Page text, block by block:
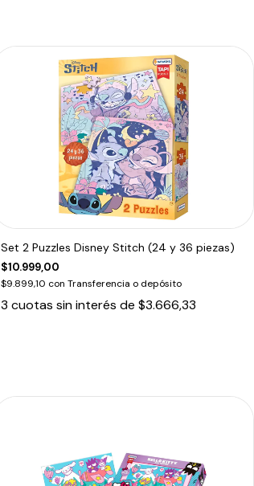
Set 2 Puzzles Disney Stitch (24 y 36 piezas)
$10.999,00
$9.899,10 con Transferencia o depósito
3 cuotas sin interés de$3.666,33